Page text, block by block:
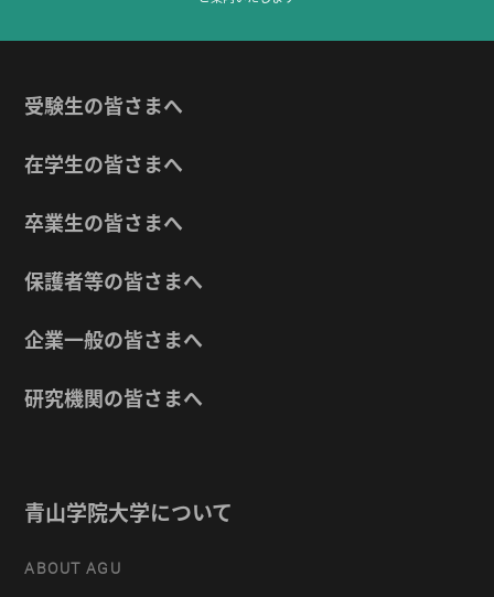
受験生の皆さまへ
在学生の皆さまへ
卒業生の皆さまへ
保護者等の皆さまへ
企業一般の皆さまへ
研究機関の皆さまへ
青山学院大学について
ABOUT AGU